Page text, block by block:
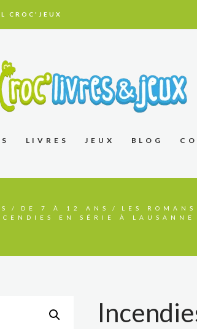
CROC'JEUX
LIVRES JEUX BLOG
DE 7 À 12 ANS LES ROMANS
EN SÉRIE À LAUSANNE